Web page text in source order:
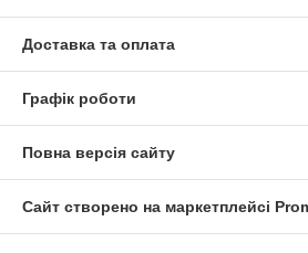
Доставка та оплата
Графік роботи
Повна версія сайту
Сайт створено на маркетплейсі